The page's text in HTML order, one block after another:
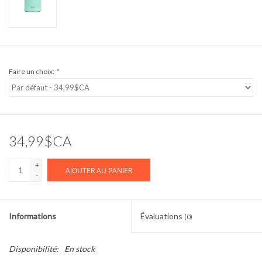
Faire un choix: *
34,99$CA
+
-
AJOUTER AU PANIER
Informations Évaluations (0)
Disponibilité: En stock